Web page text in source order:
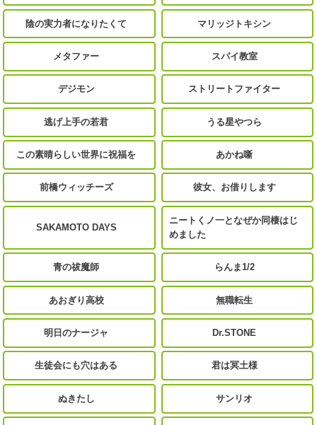
陰の実力者になりたくて マリッジトキシン
メタファー スパイ教室
デジモン ストリートファイター
逃げ上手の若君 うる星やつら
この素晴らしい世界に祝福を あかね噺
前橋ウィッチーズ 彼女、お借りします
SAKAMOTO DAYS
ニートくノ一となぜか同棲はじ
めました
青の祓魔師 らんま1/2
あおぎり高校 無職転生
明日のナージャ Dr.STONE
生徒会にも穴はある 君は冥土様
ぬきたし サンリオ